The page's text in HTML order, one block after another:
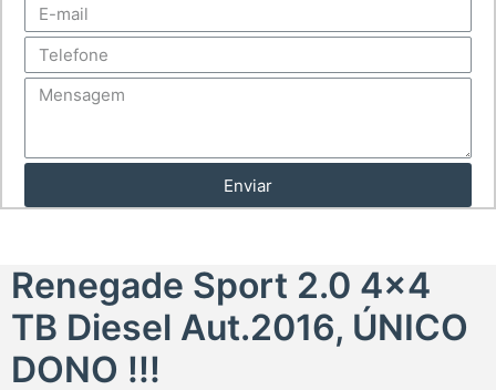
Renegade Sport 2.0 4x4
TB Diesel Aut.2016, ÚNICO
DONO !!!
Enviar